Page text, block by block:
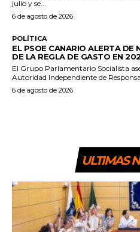
julio y se...
6 de agosto de 2026
POLÍTICA
EL PSOE CANARIO ALERTA DE
DE LA REGLA DE GASTO EN
El Grupo Parlamentario Socialista
Autoridad Independiente de
6 de agosto de 2026
ULTIMAS